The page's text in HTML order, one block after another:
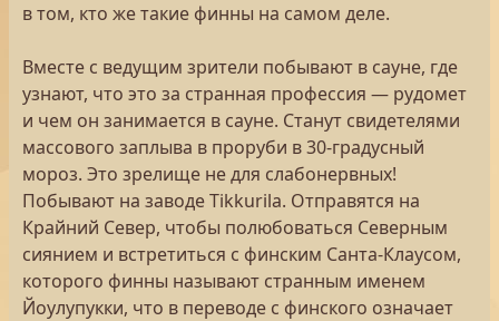
в том, кто же такие финны на самом деле.
Вместе с ведущим зрители побывают в сауне, где
узнают, что это за странная профессия — рудомет
и чем он занимается в сауне. Станут свидетелями
массового заплыва в проруби в 30-градусный
мороз. Это зрелище не для слабонервных!
Побывают на заводе Tikkurila. Отправятся на
Крайний Север, чтобы полюбоваться Северным
сиянием и встретиться с финским Санта-Клаусом,
которого финны называют странным именем
Йоулупукки, что в переводе с финского означает